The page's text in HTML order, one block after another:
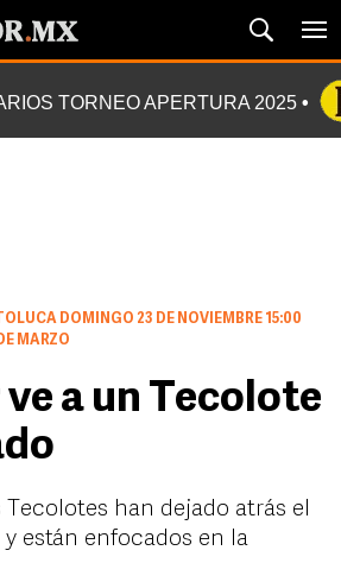
TORNEO APERTURA 2025
DOMINGO 23 DE NOVIEMBRE 15:00
MARZO
a un Tecolote
Tecolotes han dejado atrás el
y están enfocados en la